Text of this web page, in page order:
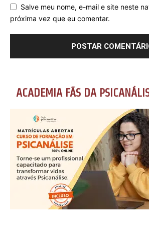
Salve meu nome, e-mail e site neste
próxima vez que eu comentar.
ACADEMIA FÃS DA